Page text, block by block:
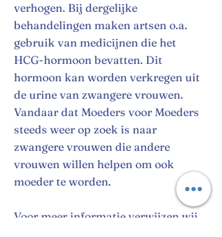
verhogen. Bij dergelijke
behandelingen maken artsen o.a.
gebruik van medicijnen die het
HCG-hormoon bevatten. Dit
hormoon kan worden verkregen uit
de urine van zwangere vrouwen.
Vandaar dat Moeders voor Moeders
steeds weer op zoek is naar
zwangere vrouwen die andere
vrouwen willen helpen om ook
moeder te worden.
Voor meer informatie verwijzen wij